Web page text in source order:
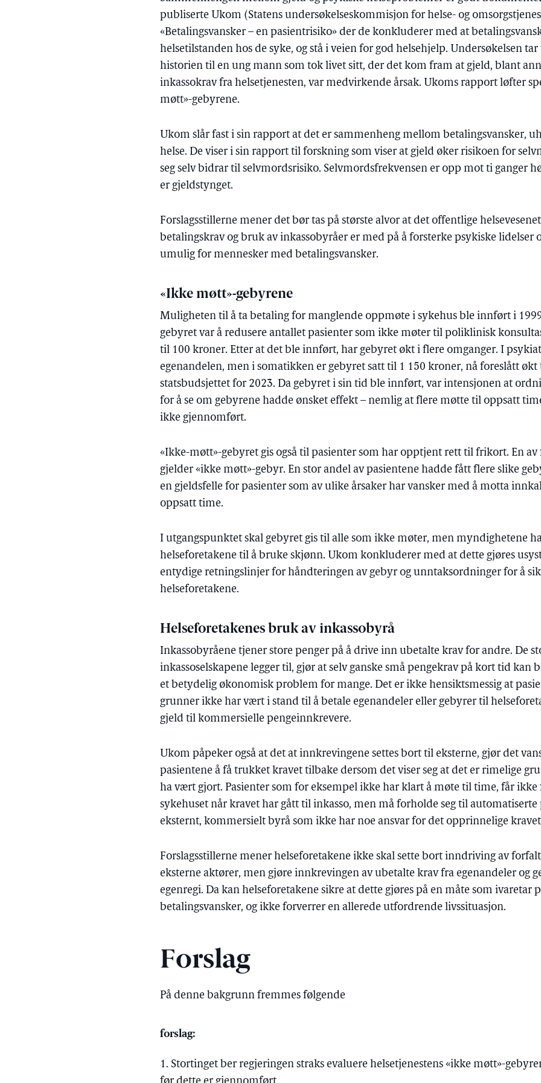
publiserte Ukom (Statens undersøkelseskommisjon for helse- og
«Betalingsvansker – en pasientrisiko» der de konkluderer med at
helsetilstanden hos de syke, og stå i veien for god helsehjelp. Undersøkelsen
historien til en ung mann som tok livet sitt, der det kom fram at gjeld, blant
inkassokrav fra helsetjenesten, var medvirkende årsak. Ukoms rapport løfter
møtt»-gebyrene.
Ukom slår fast i sin rapport at det er sammenheng mellom betalingsvansker,
helse. De viser i sin rapport til forskning som viser at gjeld øker risikoen for
seg selv bidrar til selvmordsrisiko. Selvmordsfrekvensen er opp mot ti ganger
er gjeldstynget.
Forslagsstillerne mener det bør tas på største alvor at det offentlige
betalingskrav og bruk av inkassobyråer er med på å forsterke psykiske lidelser
umulig for mennesker med betalingsvansker.
«Ikke møtt»-gebyrene
Muligheten til å ta betaling for manglende oppmøte i sykehus ble innført i
gebyret var å redusere antallet pasienter som ikke møter til poliklinisk
til 100 kroner. Etter at det ble innført, har gebyret økt i flere omganger. I
egenandelen, men i somatikken er gebyret satt til 1 150 kroner, nå foreslått økt
statsbudsjettet for 2023. Da gebyret i sin tid ble innført, var intensjonen at
for å se om gebyrene hadde ønsket effekt – nemlig at flere møtte til oppsatt
ikke gjennomført.
«Ikke-møtt»-gebyret gis også til pasienter som har opptjent rett til frikort. En av
gjelder «ikke møtt»-gebyr. En stor andel av pasientene hadde fått flere slike
en gjeldsfelle for pasienter som av ulike årsaker har vansker med å motta
oppsatt time.
I utgangspunktet skal gebyret gis til alle som ikke møter, men myndighetene
helseforetakene til å bruke skjønn. Ukom konkluderer med at dette gjøres
entydige retningslinjer for håndteringen av gebyr og unntaksordninger for å
helseforetakene.
Helseforetakenes bruk av inkassobyrå
Inkassobyråene tjener store penger på å drive inn ubetalte krav for andre. De
inkassoselskapene legger til, gjør at selv ganske små pengekrav på kort tid kan
et betydelig økonomisk problem for mange. Det er ikke hensiktsmessig at
grunner ikke har vært i stand til å betale egenandeler eller gebyrer til
gjeld til kommersielle pengeinnkrevere.
Ukom påpeker også at det at innkrevingene settes bort til eksterne, gjør det
pasientene å få trukket kravet tilbake dersom det viser seg at det er rimelige
ha vært gjort. Pasienter som for eksempel ikke har klart å møte til time, får
sykehuset når kravet har gått til inkasso, men må forholde seg til automatiserte
eksternt, kommersielt byrå som ikke har noe ansvar for det opprinnelige
Forslagsstillerne mener helseforetakene ikke skal sette bort inndriving av
eksterne aktører, men gjøre innkrevingen av ubetalte krav fra egenandeler og
egenregi. Da kan helseforetakene sikre at dette gjøres på en måte som ivaretar
betalingsvansker, og ikke forverrer en allerede utfordrende livssituasjon.
Forslag
På denne bakgrunn fremmes følgende
forslag:
1. Stortinget ber regjeringen straks evaluere helsetjenestens «ikke møtt»-